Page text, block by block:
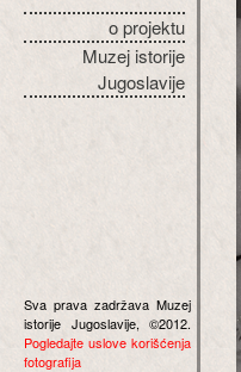
o projektu
Muzej istorije
Jugoslavije
Sva prava zadržava Muzej
istorije Jugoslavije, ©2012.
Pogledajte uslove korišćenja
fotografija